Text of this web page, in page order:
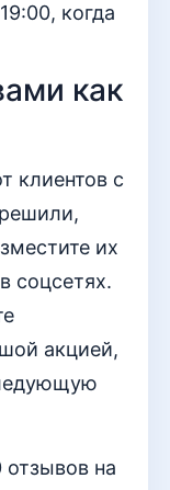
когда
как
клиентов с
их
соцсетях.
акцией,
на